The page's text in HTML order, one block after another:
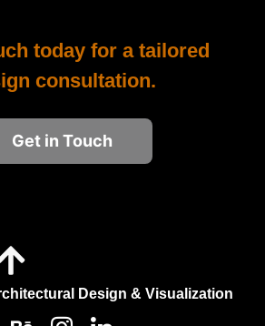
today for a tailored
consultation.
Get in Touch
Design & Visualization